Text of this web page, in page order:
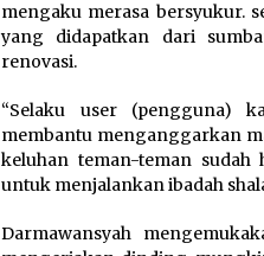
mengaku merasa bersyukur.
yang didapatkan dari
renovasi.
“Selaku user (pengguna)
membantu menganggarkan
keluhan teman-teman
untuk menjalankan ibadah
Darmawansyah